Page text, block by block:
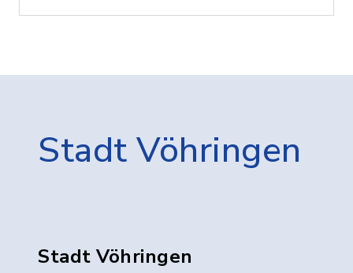
Stadt Vöhringen
Stadt Vöhringen